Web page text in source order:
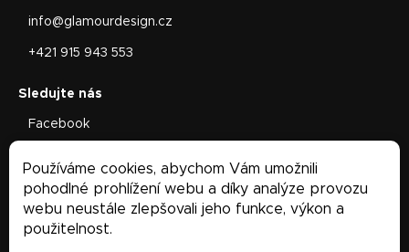
Používáme cookies, abychom Vám umožnili
pohodlné prohlížení webu a díky analýze provozu
webu neustále zlepšovali jeho funkce, výkon a
použitelnost.
info@glamourdesign.cz
+421 915 943 553
Facebook
Facebook